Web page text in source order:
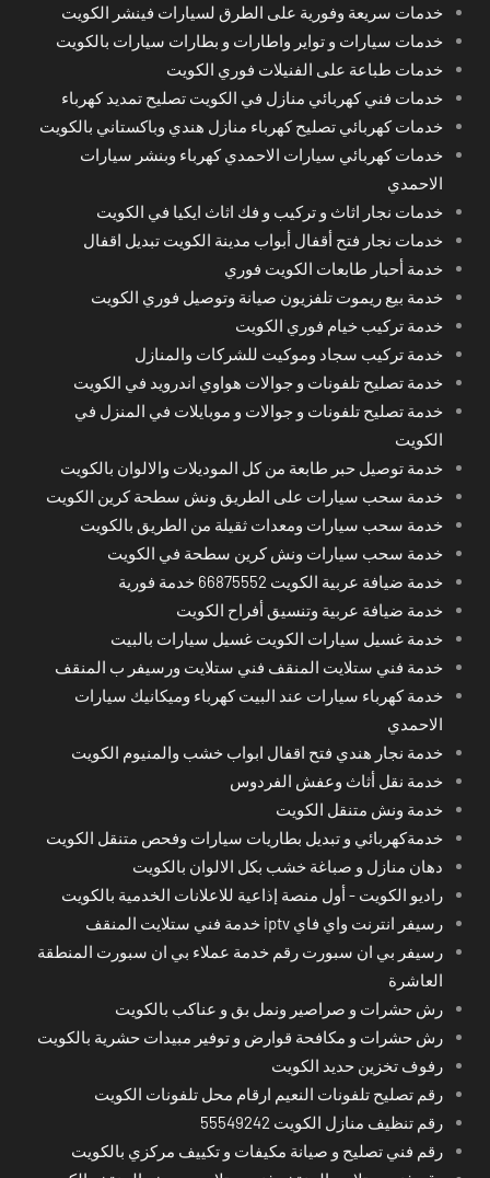
خدمات سريعة وفورية على الطرق لسيارات فينشر الكويت
خدمات سيارات و تواير واطارات و بطارات سيارات بالكويت
خدمات طباعة على الفنيلات فوري الكويت
خدمات فني كهربائي منازل في الكويت تصليح تمديد كهرباء
خدمات كهربائي تصليح كهرباء منازل هندي وباكستاني بالكويت
خدمات كهربائي سيارات الاحمدي كهرباء وبنشر سيارات
الاحمدي
خدمات نجار اثاث و تركيب و فك اثاث ايكيا في الكويت
خدمات نجار فتح أقفال أبواب مدينة الكويت تبديل اقفال
خدمة أحبار طابعات الكويت فوري
خدمة بيع ريموت تلفزيون صيانة وتوصيل فوري الكويت
خدمة تركيب خيام فوري الكويت
خدمة تركيب سجاد وموكيت للشركات والمنازل
خدمة تصليح تلفونات و جوالات هواوي اندرويد في الكويت
خدمة تصليح تلفونات و جوالات و موبايلات في المنزل في
الكويت
خدمة توصيل حبر طابعة من كل الموديلات والالوان بالكويت
خدمة سحب سيارات على الطريق ونش سطحة كرين الكويت
خدمة سحب سيارات ومعدات ثقيلة من الطريق بالكويت
خدمة سحب سيارات ونش كرين سطحة في الكويت
خدمة ضيافة عربية الكويت 66875552 خدمة فورية
خدمة ضيافة عربية وتنسيق أفراح الكويت
خدمة غسيل سيارات الكويت غسيل سيارات بالبيت
خدمة فني ستلايت المنقف فني ستلايت ورسيفر ب المنقف
خدمة كهرباء سيارات عند البيت كهرباء وميكانيك سيارات
الاحمدي
خدمة نجار هندي فتح اقفال ابواب خشب والمنيوم الكويت
خدمة نقل أثاث وعفش الفردوس
خدمة ونش متنقل الكويت
خدمةكهربائي و تبديل بطاريات سيارات وفحص متنقل الكويت
دهان منازل و صباغة خشب بكل الالوان بالكويت
راديو الكويت - أول منصة إذاعية للاعلانات الخدمية بالكويت
رسيفر انترنت واي فاي iptv خدمة فني ستلايت المنقف
رسيفر بي ان سبورت رقم خدمة عملاء بي ان سبورت المنطقة
العاشرة
رش حشرات و صراصير ونمل بق و عناكب بالكويت
رش حشرات و مكافحة قوارض و توفير مبيدات حشرية بالكويت
رفوف تخزين حديد الكويت
رقم تصليح تلفونات النعيم ارقام محل تلفونات الكويت
رقم تنظيف منازل الكويت 55549242
رقم فني تصليح و صيانة مكيفات و تكييف مركزي بالكويت